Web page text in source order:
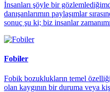
İnsanları şöyle bir
danışanlarımın paylaşımlar
sonuç şu ki; biz insanlar
Fobiler
Fobik bozuklukların temel
olan kaygının bir duruma veya